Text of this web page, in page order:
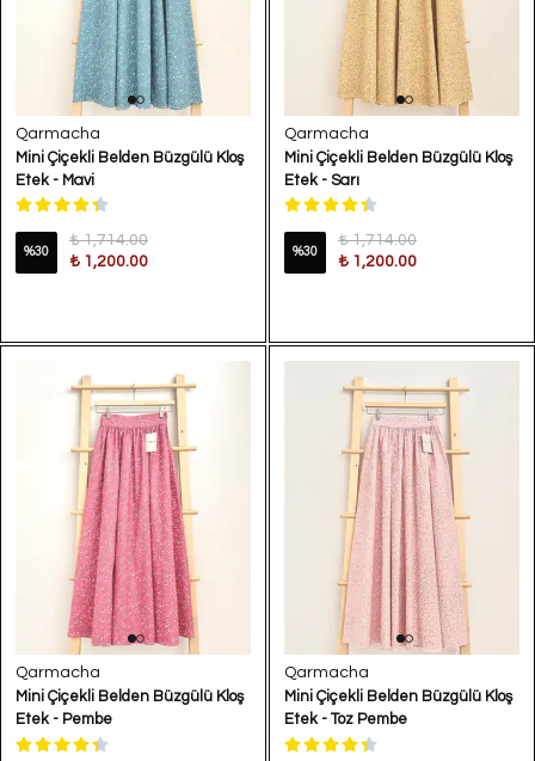
Qarmacha
Mini Çiçekli Belden Büzgülü Kloş
Etek - Mavi
%30
₺ 1,714.00
₺ 1,200.00
Qarmacha
Mini Çiçekli Belden Büzgülü Kloş
Etek - Sarı
%30
₺ 1,714.00
₺ 1,200.00
Qarmacha
Mini Çiçekli Belden Büzgülü Kloş
Etek - Pembe
Qarmacha
Mini Çiçekli Belden Büzgülü Kloş
Etek - Toz Pembe